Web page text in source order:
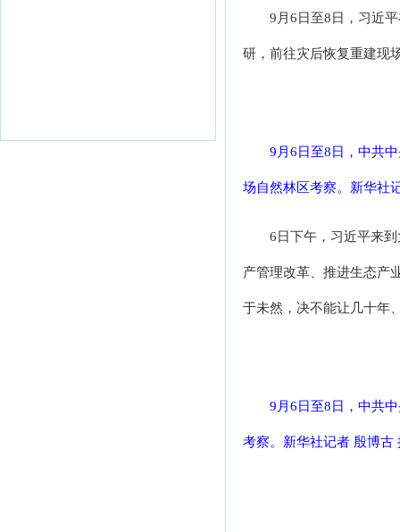
9月6日至8日，习近
研，前往灾后恢复重建现
9月6日至8日，中共
场自然林区考察。新华社
6日下午，习近平来
产管理改革、推进生态产
于未然，决不能让几十年
9月6日至8日，中共
考察。新华社记者 殷博古